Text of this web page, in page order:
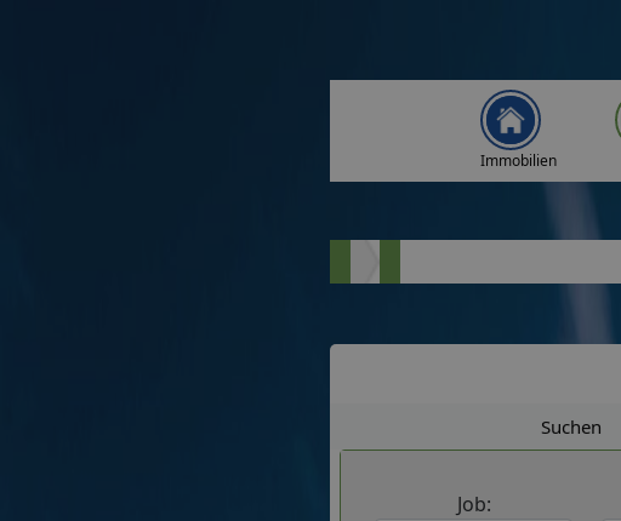
Immobilien
Suchen
Job: